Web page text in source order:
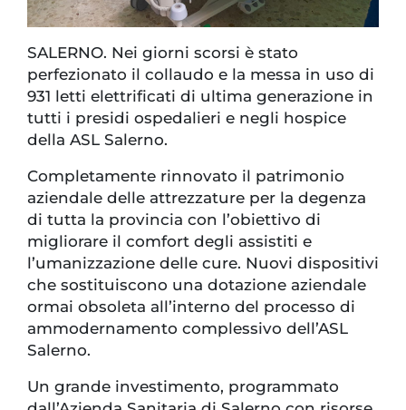
SALERNO. Nei giorni scorsi è stato
perfezionato il collaudo e la messa in uso di
931 letti elettrificati di ultima generazione in
tutti i presidi ospedalieri e negli hospice
della ASL Salerno.
Completamente rinnovato il patrimonio
aziendale delle attrezzature per la degenza
di tutta la provincia con l’obiettivo di
migliorare il comfort degli assistiti e
l’umanizzazione delle cure. Nuovi dispositivi
che sostituiscono una dotazione aziendale
ormai obsoleta all’interno del processo di
ammodernamento complessivo dell’ASL
Salerno.
Un grande investimento, programmato